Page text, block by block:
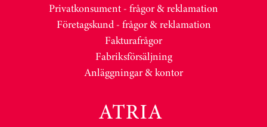
Privatkonsument - frågor & reklamation
Företagskund - frågor & reklamation
Fakturafrågor
Fabriksförsäljning
Anläggningar & kontor